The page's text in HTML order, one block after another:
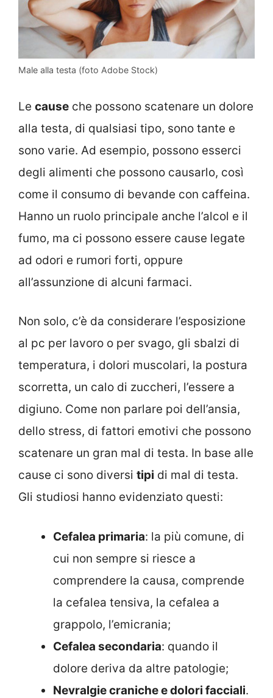
Male alla testa (foto Adobe Stock)
Le cause che possono scatenare un dolore
alla testa, di qualsiasi tipo, sono tante e
sono varie. Ad esempio, possono esserci
degli alimenti che possono causarlo, così
come il consumo di bevande con caffeina.
Hanno un ruolo principale anche l’alcol e il
fumo, ma ci possono essere cause legate
ad odori e rumori forti, oppure
all’assunzione di alcuni farmaci.
Non solo, c’è da considerare l’esposizione
al pc per lavoro o per svago, gli sbalzi di
temperatura, i dolori muscolari, la postura
scorretta, un calo di zuccheri, l’essere a
digiuno. Come non parlare poi dell’ansia,
dello stress, di fattori emotivi che possono
scatenare un gran mal di testa. In base alle
cause ci sono diversi tipi di mal di testa.
Gli studiosi hanno evidenziato questi:
Cefalea primaria: la più comune, di
cui non sempre si riesce a
comprendere la causa, comprende
la cefalea tensiva, la cefalea a
grappolo, l’emicrania;
Cefalea secondaria: quando il
dolore deriva da altre patologie;
Nevralgie craniche e dolori facciali.